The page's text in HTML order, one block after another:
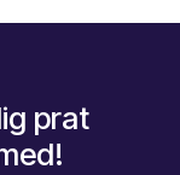
prat